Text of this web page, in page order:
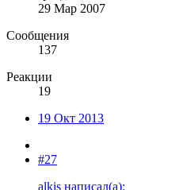
29 Мар 2007
Сообщения
137
Реакции
19
19 Окт 2013
#27
alkis написал(а):